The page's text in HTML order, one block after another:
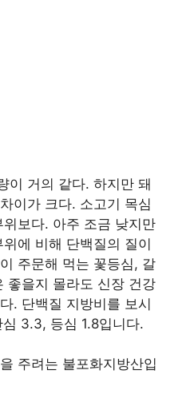
이 거의 같다. 하지만 돼
이가 크다. 소고기 목심
보다. 아주 조금 낮지만
에 비해 단백질의 질이
주문해 먹는 꽃등심, 갈
좋을지 몰라도 신장 건강
. 단백질 지방비를 보시
3.3, 등심 1.8입니다.
주려는 불포화지방산입